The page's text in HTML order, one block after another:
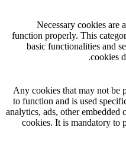
Necessary cookies are
function properly. This
basic functionalities and
cookies
Any cookies that may not be
to function and is used
analytics, ads, other embedded
cookies. It is mandatory to